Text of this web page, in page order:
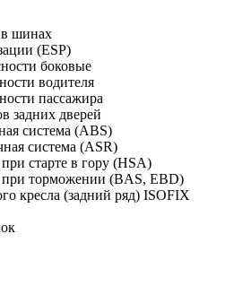
в шинах
(ESP)
боковые
водителя
пассажира
задних дверей
система (ABS)
система (ASR)
старте в гору (HSA)
торможении (BAS, EBD)
кресла (задний ряд) ISOFIX